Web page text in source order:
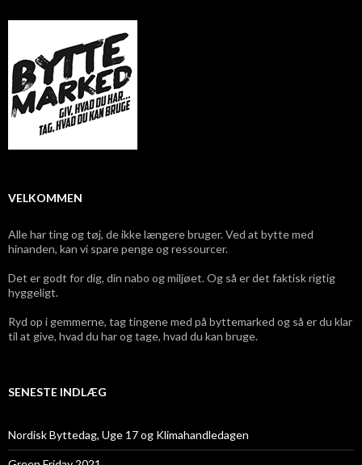
VELKOMMEN
Alle har ting og tøj, de ikke længere bruger. Ved at bytte med
hinanden, kan vi spare penge og ressourcer.
Det er godt for dig, din nabo og miljøet. Og så er det faktisk rigtig
hyggeligt.
Ryd op i gemmerne, tag tingene med på byttemarked og så er du klar
til at give, hvad du har og tage, hvad du kan bruge.
SENESTE INDLÆG
Nordisk Byttedag, Uge 17 og Klimahandledagen